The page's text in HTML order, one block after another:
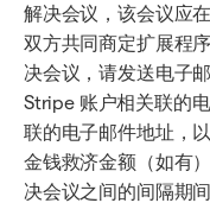
解决会议，该会议应
双方共同商定扩展程
决会议，请发送电子
Stripe 账户相关联的
联的电子邮件地址，
金钱救济金额（如有
决会议之间的间隔期